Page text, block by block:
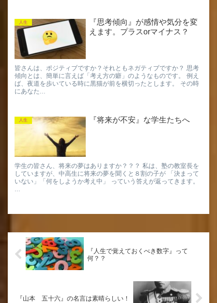
人生
『思考傾向』が感情や気分を変
えます。プラスorマイナス？
皆さんは、ポジティブですか？それともネガティブですか？ 思考
傾向とは、簡単に言えば「考え方の癖」のようなものです。 例え
ば、夜道を歩いている時に黒猫が前を横切ったとします。 その時
にあなた...
人生 『将来が不安』な学生たちへ
学生の皆さん、将来の夢はありますか？？？ 私は、塾の教室長を
していますが、中高生に将来の夢を聞くと８割の子が 「決まって
いない」「何をしようか考え中」 っていう答えが返ってきます。
『人生で覚えておくべき数字』って
何？？
『山本 五十六』の名言は素晴らしい！